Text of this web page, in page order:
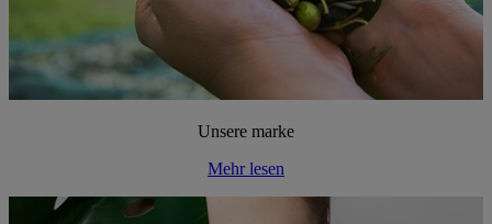
Unsere marke
Mehr lesen